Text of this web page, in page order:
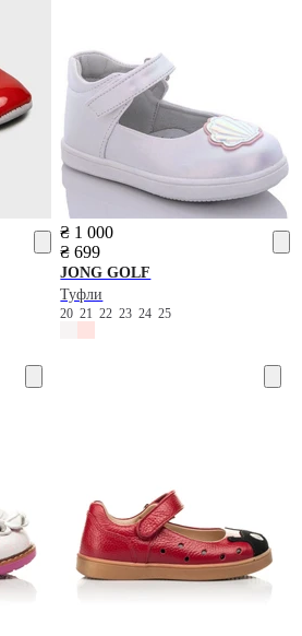
₴ 1 000
₴ 699
JONG GOLF
Туфли
202122232425